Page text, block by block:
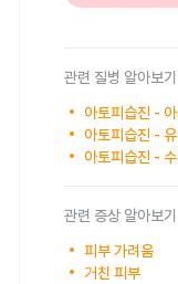
관련 질병 알아보기
아토피습진 -
아토피습진 -
아토피습진 -
관련 증상 알아보기
피부 가려움
거친 피부